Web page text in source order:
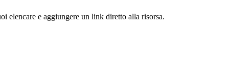
elencare e aggiungere un link diretto alla risorsa.